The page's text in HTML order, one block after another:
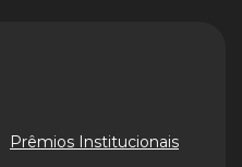
Prêmios Institucionais